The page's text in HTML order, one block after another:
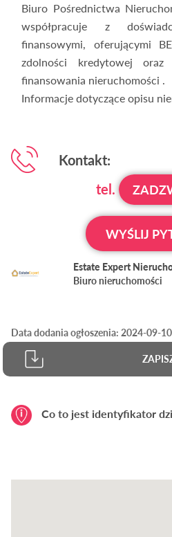
Co to jest identyfikator
Biuro Pośrednictwa
współpracuje z
finansowymi, oferującymi
zdolności kredytowej oraz
finansowania nieruchomości .
Informacje dotyczące opisu
Kontakt:
tel.
WYŚLIJ
Estate Expert
Biuro nieruchomości
Data dodania ogłoszenia: 2024-09-10